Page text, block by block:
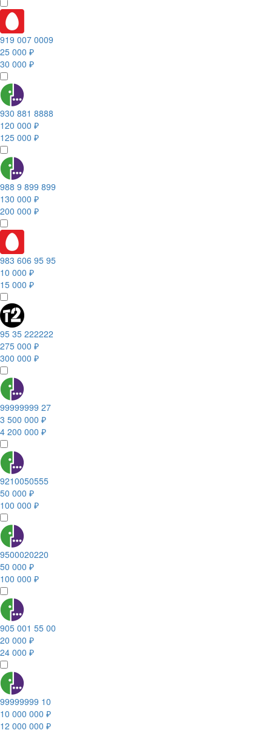
919 007 0009
25 000 ₽
30 000 ₽
930 881 8888
120 000 ₽
125 000 ₽
988 9 899 899
130 000 ₽
200 000 ₽
983 606 95 95
10 000 ₽
15 000 ₽
95 35 222222
275 000 ₽
300 000 ₽
99999999 27
3 500 000 ₽
4 200 000 ₽
9210050555
50 000 ₽
100 000 ₽
9500020220
50 000 ₽
100 000 ₽
905 001 55 00
20 000 ₽
24 000 ₽
99999999 10
10 000 000 ₽
12 000 000 ₽